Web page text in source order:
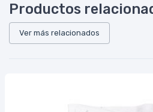
Productos
Ver más relacionados